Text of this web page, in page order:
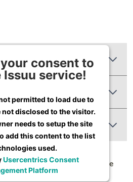
consent to
Issuu service!
permitted to load due to
not disclosed to the visitor.
needs to setup the site
add this content to the list
used.
Usercentrics Consent
Platform
Informationen
Ähnlich
(Festland), nähere
.